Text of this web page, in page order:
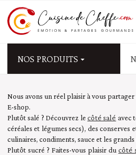
NOS PRODUITS
Nous avons un réel plaisir à vous
E-shop.
Plutôt salé ? Découvrez le côté salé avec
céréales et légumes secs), des conserves
culinaires, condiments, sauce et les
Plutôt sucré ? Faites-vous plaisir du côté